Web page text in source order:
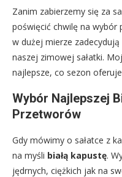
Zanim zabierzemy się za
poświęcić chwilę na wybór
w dużej mierze
naszej zimowej sałatki.
najlepsze, co sezon
Wybór Najlepszej
Przetworów
Gdy mówimy o sałatce z
na myśli białą kapustę.
jędrnych, ciężkich jak na